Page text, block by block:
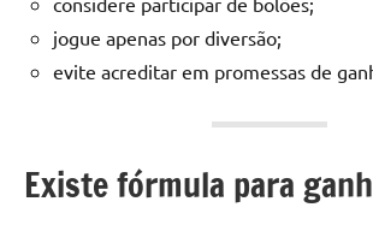
jogue apenas por diversão;
evite acreditar em promessas de
Existe fórmula para